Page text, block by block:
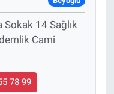
14 Sağlık
Cami
78 99